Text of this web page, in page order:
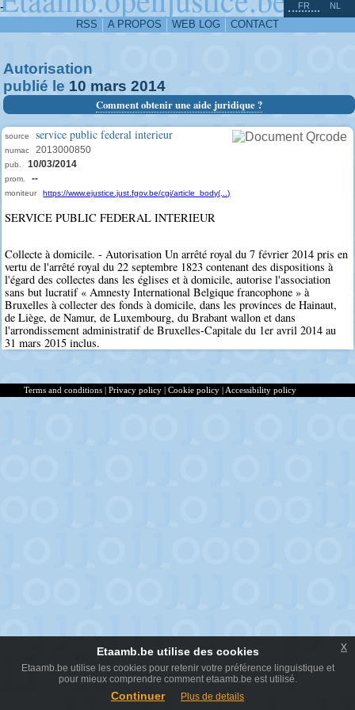
-
RSS A PROPOS WEB LOG CONTACT
FR NL
Autorisation
publié le 10 mars 2014
Comment obtenir une aide juridique ?
source service public federal interieur
numac 2013000850
pub. 10/03/2014
prom. --
moniteur https://www.ejustice.just.fgov.be/cgi/article_body(...)
SERVICE PUBLIC FEDERAL INTERIEUR
Collecte à domicile. - Autorisation Un arrêté royal du 7 février 2014 pris en
vertu de l'arrêté royal du 22 septembre 1823 contenant des dispositions à
l'égard des collectes dans les églises et à domicile, autorise l'association
sans but lucratif « Amnesty International Belgique francophone » à
Bruxelles à collecter des fonds à domicile, dans les provinces de Hainaut,
de Liège, de Namur, de Luxembourg, du Brabant wallon et dans
l'arrondissement administratif de Bruxelles-Capitale du 1er avril 2014 au
31 mars 2015 inclus.
^
Terms and conditions | Privacy policy | Cookie policy | Accessibility policy
Etaamb.be utilise des cookies
Etaamb.be utilise les cookies pour retenir votre préférence linguistique et
pour mieux comprendre comment etaamb.be est utilisé.
Continuer Plus de details
x